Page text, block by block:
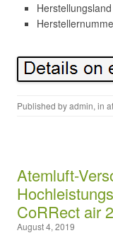
Published byadmin, in
Atemluft-
CoRRect air
August 4, 2019